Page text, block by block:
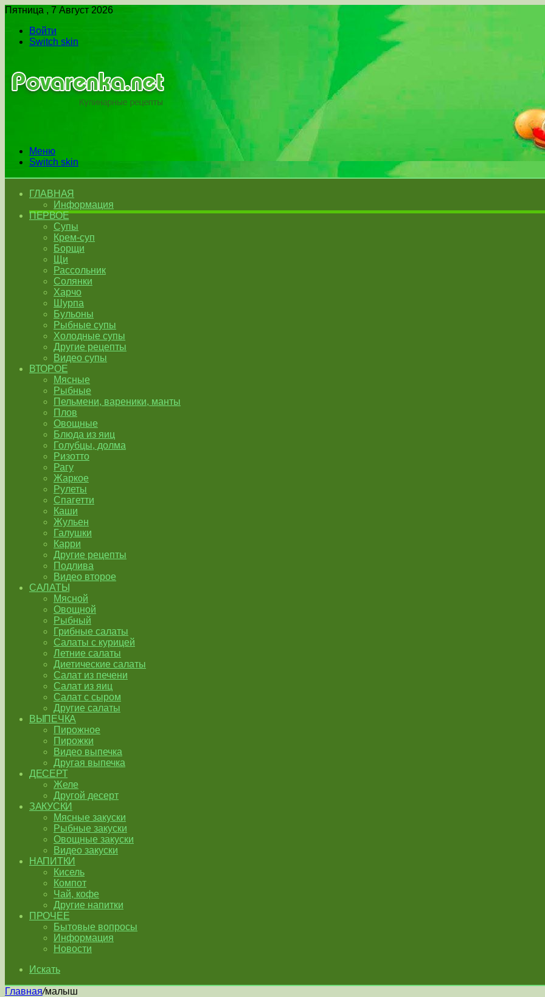
Пятница , 7 Август 2026
Войти
Switch skin
Меню
Switch skin
ГЛАВНАЯ
Информация
ПЕРВОЕ
Супы
Крем-суп
Борщи
Щи
Рассольник
Солянки
Харчо
Шурпа
Бульоны
Рыбные супы
Холодные супы
Другие рецепты
Видео супы
ВТОРОЕ
Мясные
Рыбные
Пельмени, вареники, манты
Плов
Овощные
Блюда из яиц
Голубцы, долма
Ризотто
Рагу
Жаркое
Рулеты
Спагетти
Каши
Жульен
Галушки
Карри
Другие рецепты
Подлива
Видео второе
САЛАТЫ
Мясной
Овощной
Рыбный
Грибные салаты
Салаты с курицей
Летние салаты
Диетические салаты
Салат из печени
Салат из яиц
Салат с сыром
Другие салаты
ВЫПЕЧКА
Пирожное
Пирожки
Видео выпечка
Другая выпечка
ДЕСЕРТ
Желе
Другой десерт
ЗАКУСКИ
Мясные закуски
Рыбные закуски
Овощные закуски
Видео закуски
НАПИТКИ
Кисель
Компот
Чай, кофе
Другие напитки
ПРОЧЕЕ
Бытовые вопросы
Информация
Новости
Искать
Главная/малыш